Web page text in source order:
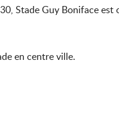
Stade Guy Boniface
en centre ville.